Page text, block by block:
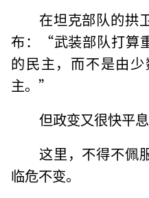
在坦克部队的拱
布：“武装部队打算
的民主，而不是由
主。”
但政变又很快平息
这里，不得不佩
临危不变。